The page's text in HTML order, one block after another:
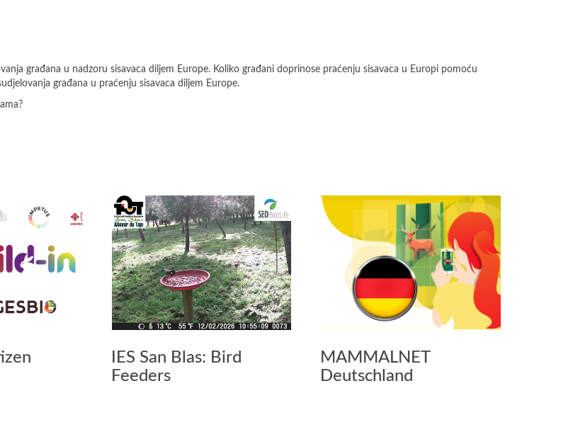
građana u nadzoru sisavaca diljem Europe. Koliko građani doprinose praćenju sisavaca u Europi pomoću
građana u praćenju sisavaca diljem Europe.
IES San Blas: Bird
Feeders
MAMMALNET
Deutschland